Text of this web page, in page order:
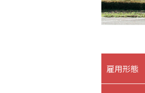
雇用形態